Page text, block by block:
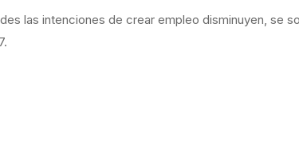
las intenciones de crear empleo disminuyen, se